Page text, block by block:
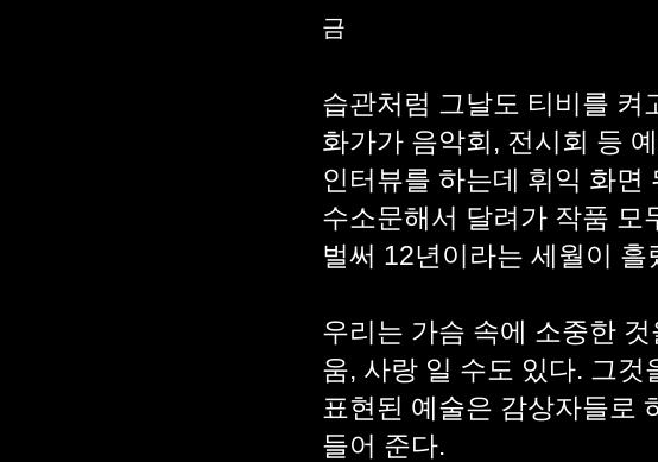
금
습관처럼 그날도 티비를 켜
화가가 음악회, 전시회 등
인터뷰를 하는데 휘익 화면
수소문해서 달려가 작품 모
벌써 12년이라는 세월이 흘
우리는 가슴 속에 소중한
움, 사랑 일 수도 있다. 그
표현된 예술은 감상자들로
들어 준다.